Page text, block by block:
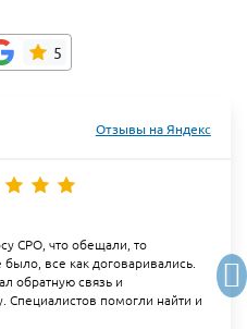
5
Отзывы на Яндекс
СРО, что обещали, то
все как договаривались.
обратную связь и
Специалистов помогли найти и